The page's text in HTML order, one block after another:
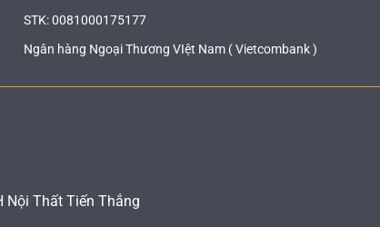
STK: 0081000175177
Ngân hàng Ngoại Thương VIệt Nam ( Vietcombank )
Nội Thất Tiến Thắng